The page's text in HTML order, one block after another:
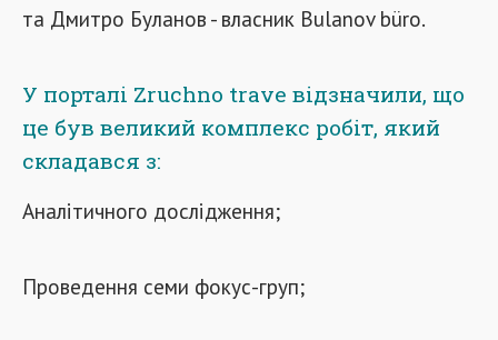
та Дмитро Буланов - власник Bulanov büro.
У порталі Zruchno trave відзначили, що
це був великий комплекс робіт, який
складався з:
Аналітичного дослідження;
Проведення семи фокус-груп;